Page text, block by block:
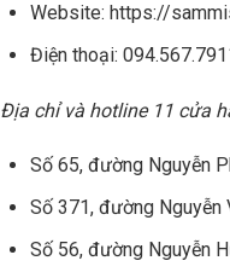
Website: https://
Điện thoại:
Địa chỉ và hotline 11 cửa
Số 65, đường Nguyễn
Số 371, đường
Số 56, đường Nguyễn